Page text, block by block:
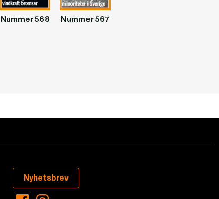
Nummer 568 Nummer 567
Nyhetsbrev